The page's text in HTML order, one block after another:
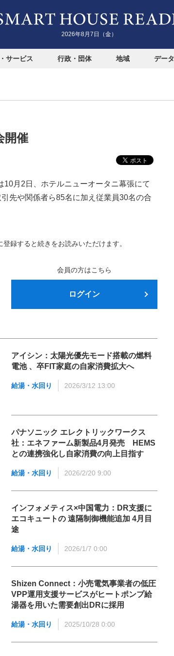
2026年8月7日（金）
サービス 行政・団体 地域 データ
開催
月2日、ホテルニューオータニ幕張にて
先や関係者ら85名に加え従業員30名の合
登録すると続きをお読みいただけます。
会員の方はこちら
ログイン
アイシン：太陽光優先モード搭載の燃料
電池 、卒FIT家庭の自家消費拡大へ
給湯・水回り 2026/3/12 13:00
パナソニック エレクトリックワークス
社：エネファーム新製品4月発売 HEMS
との連携強化し自家消費の向上目指す
給湯・水回り 2026/2/20 9:00
インフォメティス×中国電力：DR支援に
エコキュートの 遠隔制御機能追加 4月目
途
給湯・水回り 2026/1/7 0:00
Shizen Connect：小売電気事業者の低圧
VPP運用支援サービスがヒートポンプ給
湯器を用いた需要創出DRに採用
給湯・水回り 2025/10/28 0:00